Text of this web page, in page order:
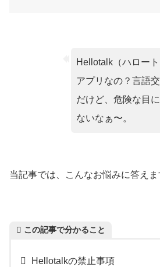
Hellotalk（ハロー
アプリなの？言語
だけど、危険な目
ないなぁ〜。
当記事では、こんなお悩みに答えま
この記事で分かること
Hellotalkの禁止事項